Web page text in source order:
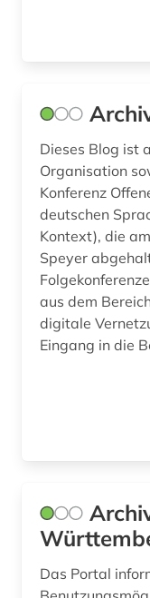
ethnologie (1)
europa (10)
evangeliar (1)
exponat (1)
faksimile (5)
fid adlr.link für die medien-, kommunikations-
Dieses Blog ist
Organisation
Konferenz
deutschen
Kontext), die
Speyer
aus dem
digitale
Eingang in die
Das Portal